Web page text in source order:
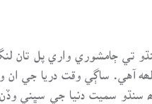
سنڌو تي ڄامشوري واري پل
آهي. ساڳي وقت دريا جي
سميت دنيا جي سڀني وڏن ۽